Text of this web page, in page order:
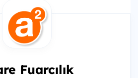
Fuarcılık